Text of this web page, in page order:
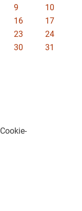
9
10
16
17
23
24
30
31
Cookie-